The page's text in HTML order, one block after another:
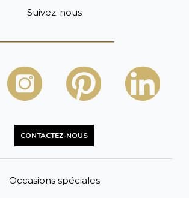
Suivez-nous
CONTACTEZ-NOUS
Occasions spéciales